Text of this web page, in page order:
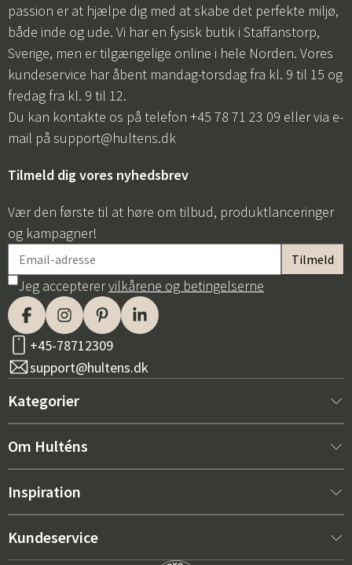
passion er at hjælpe dig med at skabe det perfekte miljø,
både inde og ude. Vi har en fysisk butik i Staffanstorp,
Sverige, men er tilgængelige online i hele Norden. Vores
kundeservice har åbent mandag-torsdag fra kl. 9 til 15 og
fredag fra kl. 9 til 12.
Du kan kontakte os på telefon +45 78 71 23 09 eller via e-
mail på support@hultens.dk
Tilmeld dig vores nyhedsbrev
Vær den første til at høre om tilbud, produktlanceringer
og kampagner!
Jeg accepterervilkårene og betingelserne
+45-78712309
support@hultens.dk
Kategorier
Nyt hos os
Indretning
Om Hulténs
Om Hulténs
Salgsafdeling
Inspiration
Bestsellere
Kundeservice